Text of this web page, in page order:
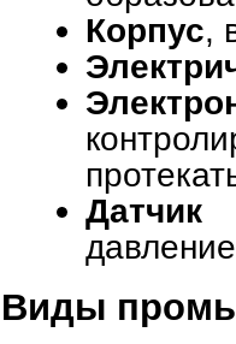
Корпус,
Датчик
Виды